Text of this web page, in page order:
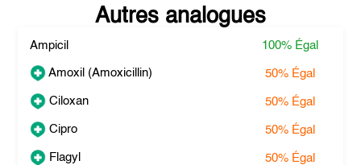
Autres analogues
Ampicil 100% Égal
Amoxil (Amoxicillin) 50% Égal
Ciloxan 50% Égal
Cipro 50% Égal
Flagyl 50% Égal